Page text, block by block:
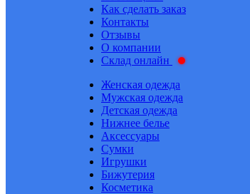
Как сделать заказ
Контакты
Отзывы
О компании
Склад онлайн
Женская одежда
Мужская одежда
Детская одежда
Нижнее белье
Аксессуары
Сумки
Игрушки
Бижутерия
Косметика